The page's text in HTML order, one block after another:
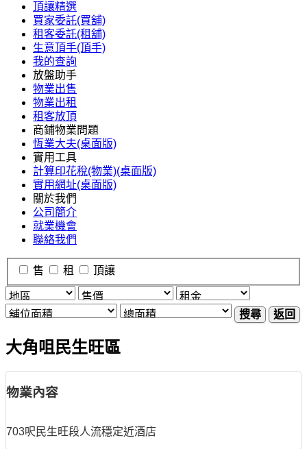
頂讓精選
買家委託(買舖)
租客委託(租舖)
生意頂手(頂手)
我的查詢
放盤助手
物業出售
物業出租
租客放頂
商鋪物業問題
恆業大夫(桌面版)
實用工具
計算印花稅(物業)(桌面版)
實用網址(桌面版)
關於我們
公司簡介
就業機會
聯絡我們
售 租 頂讓
搜尋 返回
大角咀民生旺區
物業內容
703呎民生旺段人流穩定近酒店